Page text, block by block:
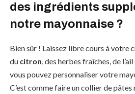
des ingrédients
notre mayonnaise ?
Bien sûr ! Laissez libre cours à votre
du citron, des herbes fraîches, de
vous pouvez personnaliser votre
C’est comme faire un collier de pâtes